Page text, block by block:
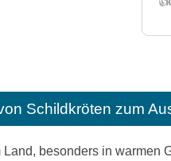
Schildkröten zum
besonders in warmen